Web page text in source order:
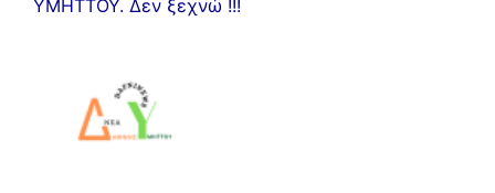
ΥΜΗΤΤΟΥ. Δεν ξεχνώ !!!